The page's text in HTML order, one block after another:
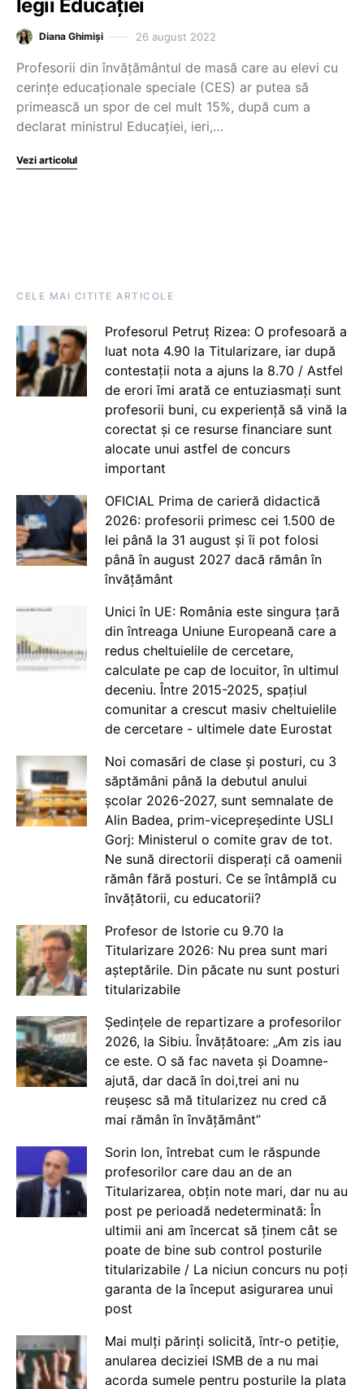
legii Educației
Diana Ghimiși 26 august 2022
Profesorii din învățământul de masă care au elevi cu
cerințe educaționale speciale (CES) ar putea să
primească un spor de cel mult 15%, după cum a
declarat ministrul Educației, ieri,…
Vezi articolul
CELE MAI CITITE ARTICOLE
Profesorul Petruț Rizea: O profesoară a
luat nota 4.90 la Titularizare, iar după
contestații nota a ajuns la 8.70 / Astfel
de erori îmi arată ce entuziasmați sunt
profesorii buni, cu experiență să vină la
corectat și ce resurse financiare sunt
alocate unui astfel de concurs
important
OFICIAL Prima de carieră didactică
2026: profesorii primesc cei 1.500 de
lei până la 31 august și îi pot folosi
până în august 2027 dacă rămân în
învățământ
Unici în UE: România este singura țară
din întreaga Uniune Europeană care a
redus cheltuielile de cercetare,
calculate pe cap de locuitor, în ultimul
deceniu. Între 2015-2025, spațiul
comunitar a crescut masiv cheltuielile
de cercetare - ultimele date Eurostat
Noi comasări de clase și posturi, cu 3
săptămâni până la debutul anului
școlar 2026-2027, sunt semnalate de
Alin Badea, prim-vicepreședinte USLI
Gorj: Ministerul o comite grav de tot.
Ne sună directorii disperați că oamenii
rămân fără posturi. Ce se întâmplă cu
învățătorii, cu educatorii?
Profesor de Istorie cu 9.70 la
Titularizare 2026: Nu prea sunt mari
așteptările. Din păcate nu sunt posturi
titularizabile
Ședințele de repartizare a profesorilor
2026, la Sibiu. Învățătoare: „Am zis iau
ce este. O să fac naveta și Doamne-
ajută, dar dacă în doi,trei ani nu
reușesc să mă titularizez nu cred că
mai rămân în învățământ”
Sorin Ion, întrebat cum le răspunde
profesorilor care dau an de an
Titularizarea, obțin note mari, dar nu au
post pe perioadă nedeterminată: În
ultimii ani am încercat să ținem cât se
poate de bine sub control posturile
titularizabile / La niciun concurs nu poți
garanta de la început asigurarea unui
post
Mai mulți părinți solicită, într-o petiție,
anularea deciziei ISMB de a nu mai
acorda sumele pentru posturile la plata